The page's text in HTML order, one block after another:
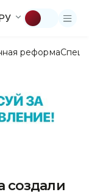
реформа
создали